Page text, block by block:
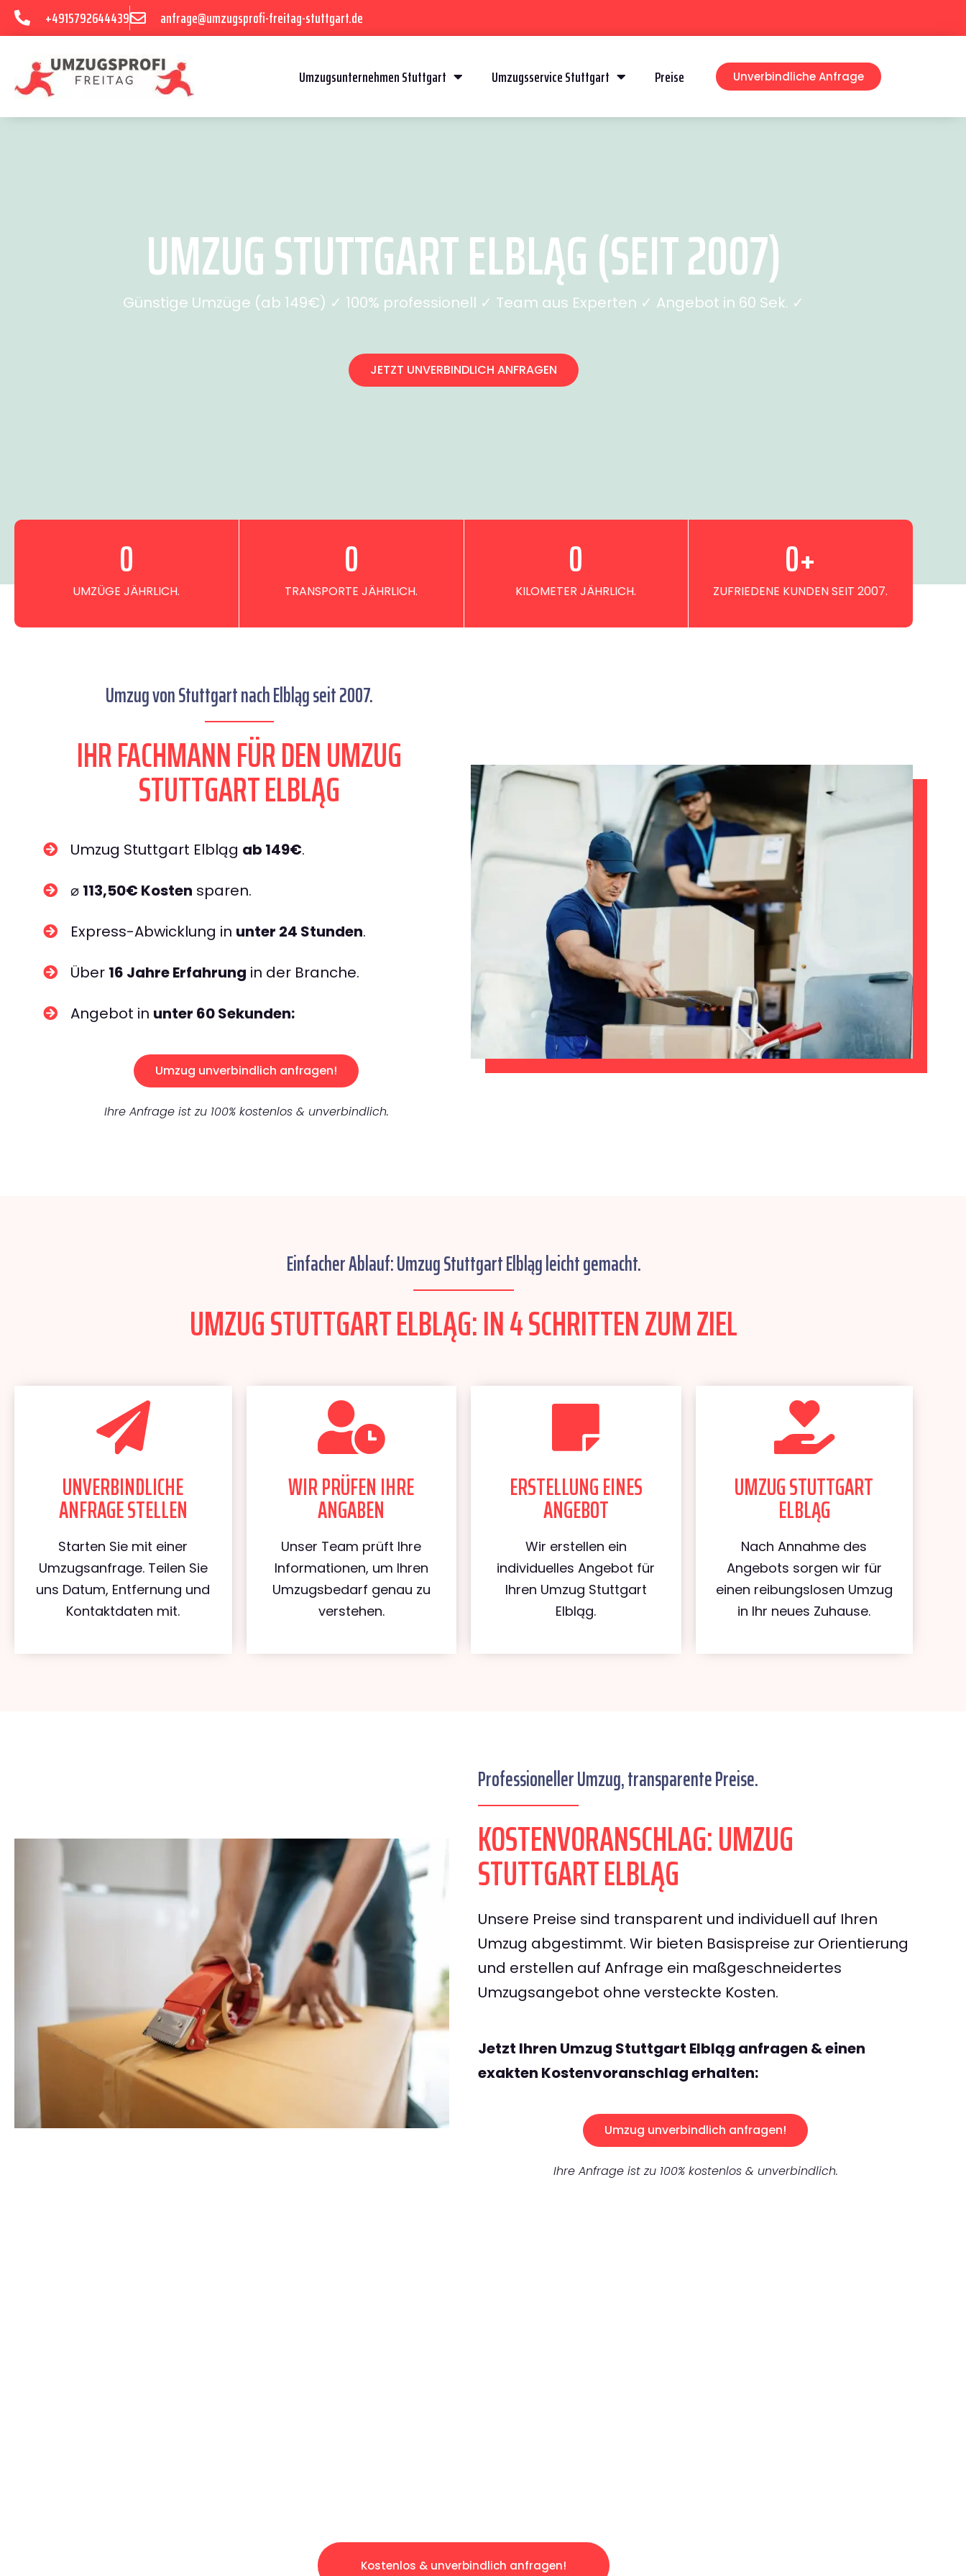
+4915792644439 anfrage@umzugsprofi-freitag-stuttgart.de
Umzugsunternehmen Stuttgart Umzugsservice Stuttgart Preise Unverbindliche Anfrage
UMZUG STUTTGART ELBLĄG (SEIT 2007)
Günstige Umzüge (ab 149€) ✓ 100% professionell ✓ Team aus Experten ✓ Angebot in 60 Sek. ✓
JETZT UNVERBINDLICH ANFRAGEN
UMZÜGE JÄHRLICH.
0
TRANSPORTE JÄHRLICH.
0
KILOMETER JÄHRLICH.
0
ZUFRIEDENE KUNDEN SEIT 2007.
0+
Umzug von Stuttgart nach Elbląg seit 2007.
IHR FACHMANN FÜR DEN UMZUG
STUTTGART ELBLĄG
Umzug Stuttgart Elbląg ab 149€.
⌀ 113,50€ Kosten sparen.
Express-Abwicklung in unter 24 Stunden.
Über 16 Jahre Erfahrung in der Branche.
Angebot in unter 60 Sekunden:
Umzug unverbindlich anfragen!
Ihre Anfrage ist zu 100% kostenlos & unverbindlich.
Einfacher Ablauf: Umzug Stuttgart Elbląg leicht gemacht.
UMZUG STUTTGART ELBLĄG: IN 4 SCHRITTEN ZUM ZIEL
UNVERBINDLICHE
ANFRAGE STELLEN
Starten Sie mit einer
Umzugsanfrage. Teilen Sie
uns Datum, Entfernung und
Kontaktdaten mit.
WIR PRÜFEN IHRE
ANGABEN
Unser Team prüft Ihre
Informationen, um Ihren
Umzugsbedarf genau zu
verstehen.
ERSTELLUNG EINES
ANGEBOT
Wir erstellen ein
individuelles Angebot für
Ihren Umzug Stuttgart
Elbląg.
UMZUG STUTTGART
ELBLĄG
Nach Annahme des
Angebots sorgen wir für
einen reibungslosen Umzug
in Ihr neues Zuhause.
Professioneller Umzug, transparente Preise.
KOSTENVORANSCHLAG: UMZUG
STUTTGART ELBLĄG
Unsere Preise sind transparent und individuell auf Ihren
Umzug abgestimmt. Wir bieten Basispreise zur Orientierung
und erstellen auf Anfrage ein maßgeschneidertes
Umzugsangebot ohne versteckte Kosten.
Jetzt Ihren Umzug Stuttgart Elbląg anfragen & einen
exakten Kostenvoranschlag erhalten:
Umzug unverbindlich anfragen!
Ihre Anfrage ist zu 100% kostenlos & unverbindlich.
Kostenlos & unverbindlich anfragen!